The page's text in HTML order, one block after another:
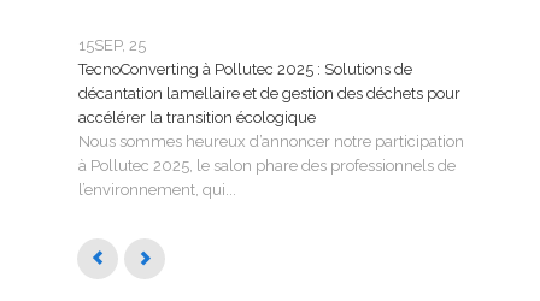
15SEP, 25
TecnoConverting à Pollutec 2025 : Solutions de
décantation lamellaire et de gestion des déchets pour
accélérer la transition écologique
Nous sommes heureux d’annoncer notre participation
à Pollutec 2025, le salon phare des professionnels de
l’environnement, qui...